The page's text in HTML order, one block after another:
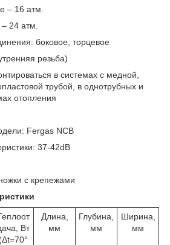
– 16 атм.
24 атм.
боковое, торцевое
резьба)
в системах с медной,
трубой, в однотрубных и
отопления
Fergas NCB
37-42dB
с крепежами
Вт
(Δt=70°
Длина,
мм
Глубина,
мм
Ширина,
мм